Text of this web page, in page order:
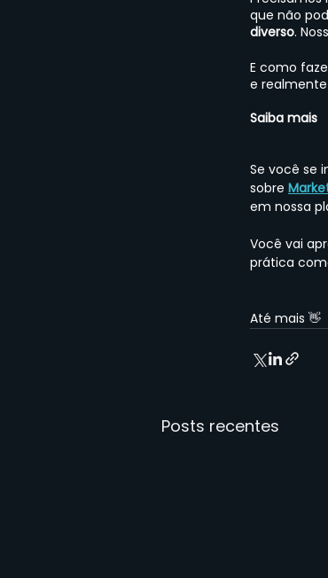
que não
diverso.
E como
e
Saiba mais
Se você se
sobre
em nossa
Você vai
prática
Até mais 👋
Posts recentes